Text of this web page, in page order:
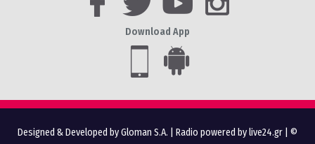
Download App
Designed & Developed by Gloman S.A. Radio powered by live24.gr | ©